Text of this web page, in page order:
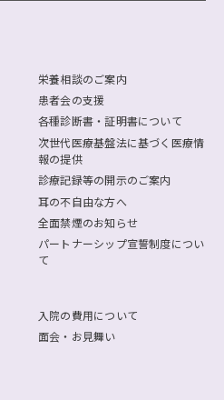
栄養相談のご案内
患者会の支援
各種診断書・証明書について
次世代医療基盤法に基づく医療情
報の提供
診療記録等の開示のご案内
耳の不自由な方へ
全面禁煙のお知らせ
パートナーシップ宣誓制度につい
て
入院の費用について
面会・お見舞い